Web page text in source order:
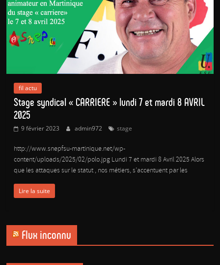
fil actu
Stage syndical « CARRIERE » lundi 7 et mardi 8 AVRIL
2025
9 février 2023 admin972 stage
http://www.snepfsu-martinique.net/wp-
content/uploads/2025/02/polo.jpg Lundi 7 et mardi 8 Avril 2025 Alors
que les attaques sur le statut , nos métiers, s’accentuent par les
Lire la suite
Flux inconnu